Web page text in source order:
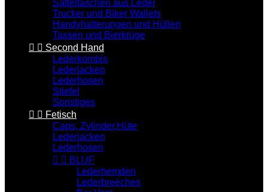
Satteltaschen aus Leder
Trucker und Biker Wallets
Handyhalterungen und Hüllen
Tassen und Bierkrüge
  Second Hand
Lederkombis
Lederjacken
Lederhosen
Stiefel
Sonstiges
  Fetisch
Caps, Zylinder,Hüte
Lederjacken
Lederhosen
  BLUF
Lederhemden
Lederbreeches